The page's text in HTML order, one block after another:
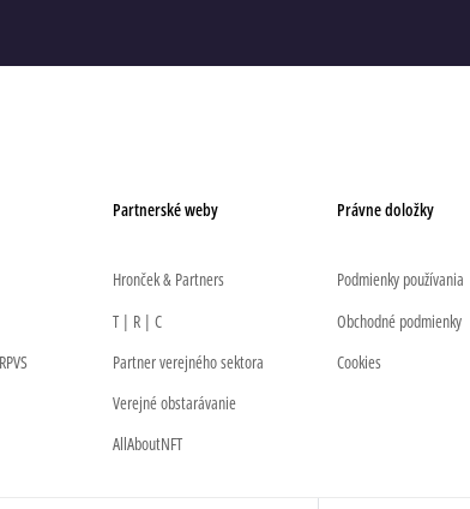
Partnerské weby
Hronček & Partners
T | R | C
Partner verejného sektora
Verejné obstarávanie
AllAboutNFT
Právne doložky
Podmienky používania
Obchodné podmienky
Cookies